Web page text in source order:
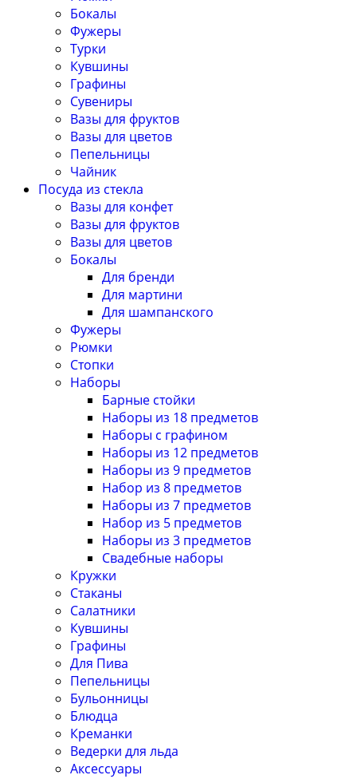
Бокалы
Фужеры
Турки
Кувшины
Графины
Сувениры
Вазы для фруктов
Вазы для цветов
Пепельницы
Чайник
Посуда из стекла
Вазы для конфет
Вазы для фруктов
Вазы для цветов
Бокалы
Для бренди
Для мартини
Для шампанского
Фужеры
Рюмки
Стопки
Наборы
Барные стойки
Наборы из 18 предметов
Наборы с графином
Наборы из 12 предметов
Наборы из 9 предметов
Набор из 8 предметов
Наборы из 7 предметов
Набор из 5 предметов
Наборы из 3 предметов
Свадебные наборы
Кружки
Стаканы
Салатники
Кувшины
Графины
Для Пива
Пепельницы
Бульонницы
Блюдца
Креманки
Ведерки для льда
Аксессуары